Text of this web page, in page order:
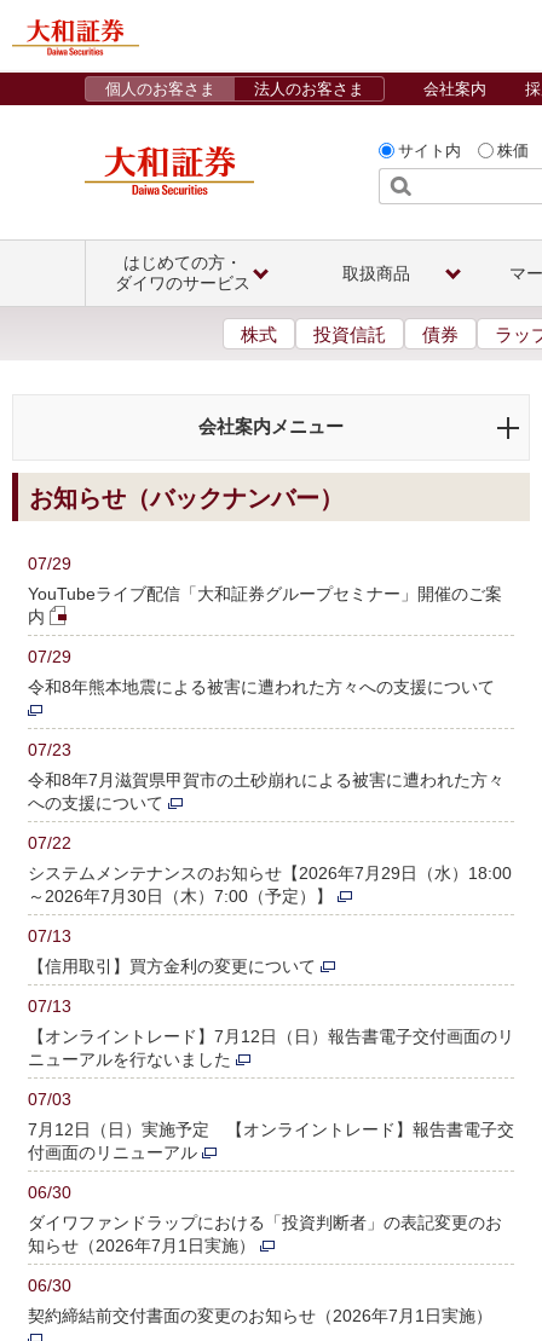
サイト内 株価
個人のお客さま 法人のお客さま 会社案内
はじめての方・
ダイワのサービス
取扱商品 マ
株式 投資信託 債券 ラッ
会社案内メニュー
お知らせ（バックナンバー）
07/29
YouTubeライブ配信「大和証券グループセミナー」開催のご案
内
07/29
令和8年熊本地震による被害に遭われた方々への支援について
07/23
令和8年7月滋賀県甲賀市の土砂崩れによる被害に遭われた方々
への支援について
07/22
システムメンテナンスのお知らせ【2026年7月29日（水）18:00
～2026年7月30日（木）7:00（予定）】
07/13
【信用取引】買方金利の変更について
07/13
【オンライントレード】7月12日（日）報告書電子交付画面のリ
ニューアルを行ないました
07/03
7月12日（日）実施予定 【オンライントレード】報告書電子交
付画面のリニューアル
06/30
ダイワファンドラップにおける「投資判断者」の表記変更のお
知らせ（2026年7月1日実施）
06/30
契約締結前交付書面の変更のお知らせ（2026年7月1日実施）